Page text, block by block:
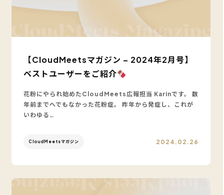
【CloudMeetsマガジン – 2024年2月号】
ベストユーザーをご紹介
花粉にやられ始めたCloudMeets広報担当 Karinです。 数
年前までへでもなかった花粉症。 昨年から発症し、これが
いわゆる…
CloudMeetsマガジン 2024.02.26